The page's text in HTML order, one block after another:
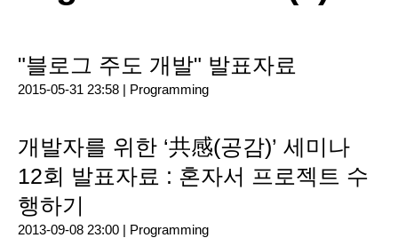
"블로그 주도 개발" 발표자료
2015-05-31 23:58 | Programming
개발자를 위한 ‘共感(공감)’ 세미나
12회 발표자료 : 혼자서 프로젝트 수
행하기
2013-09-08 23:00 | Programming